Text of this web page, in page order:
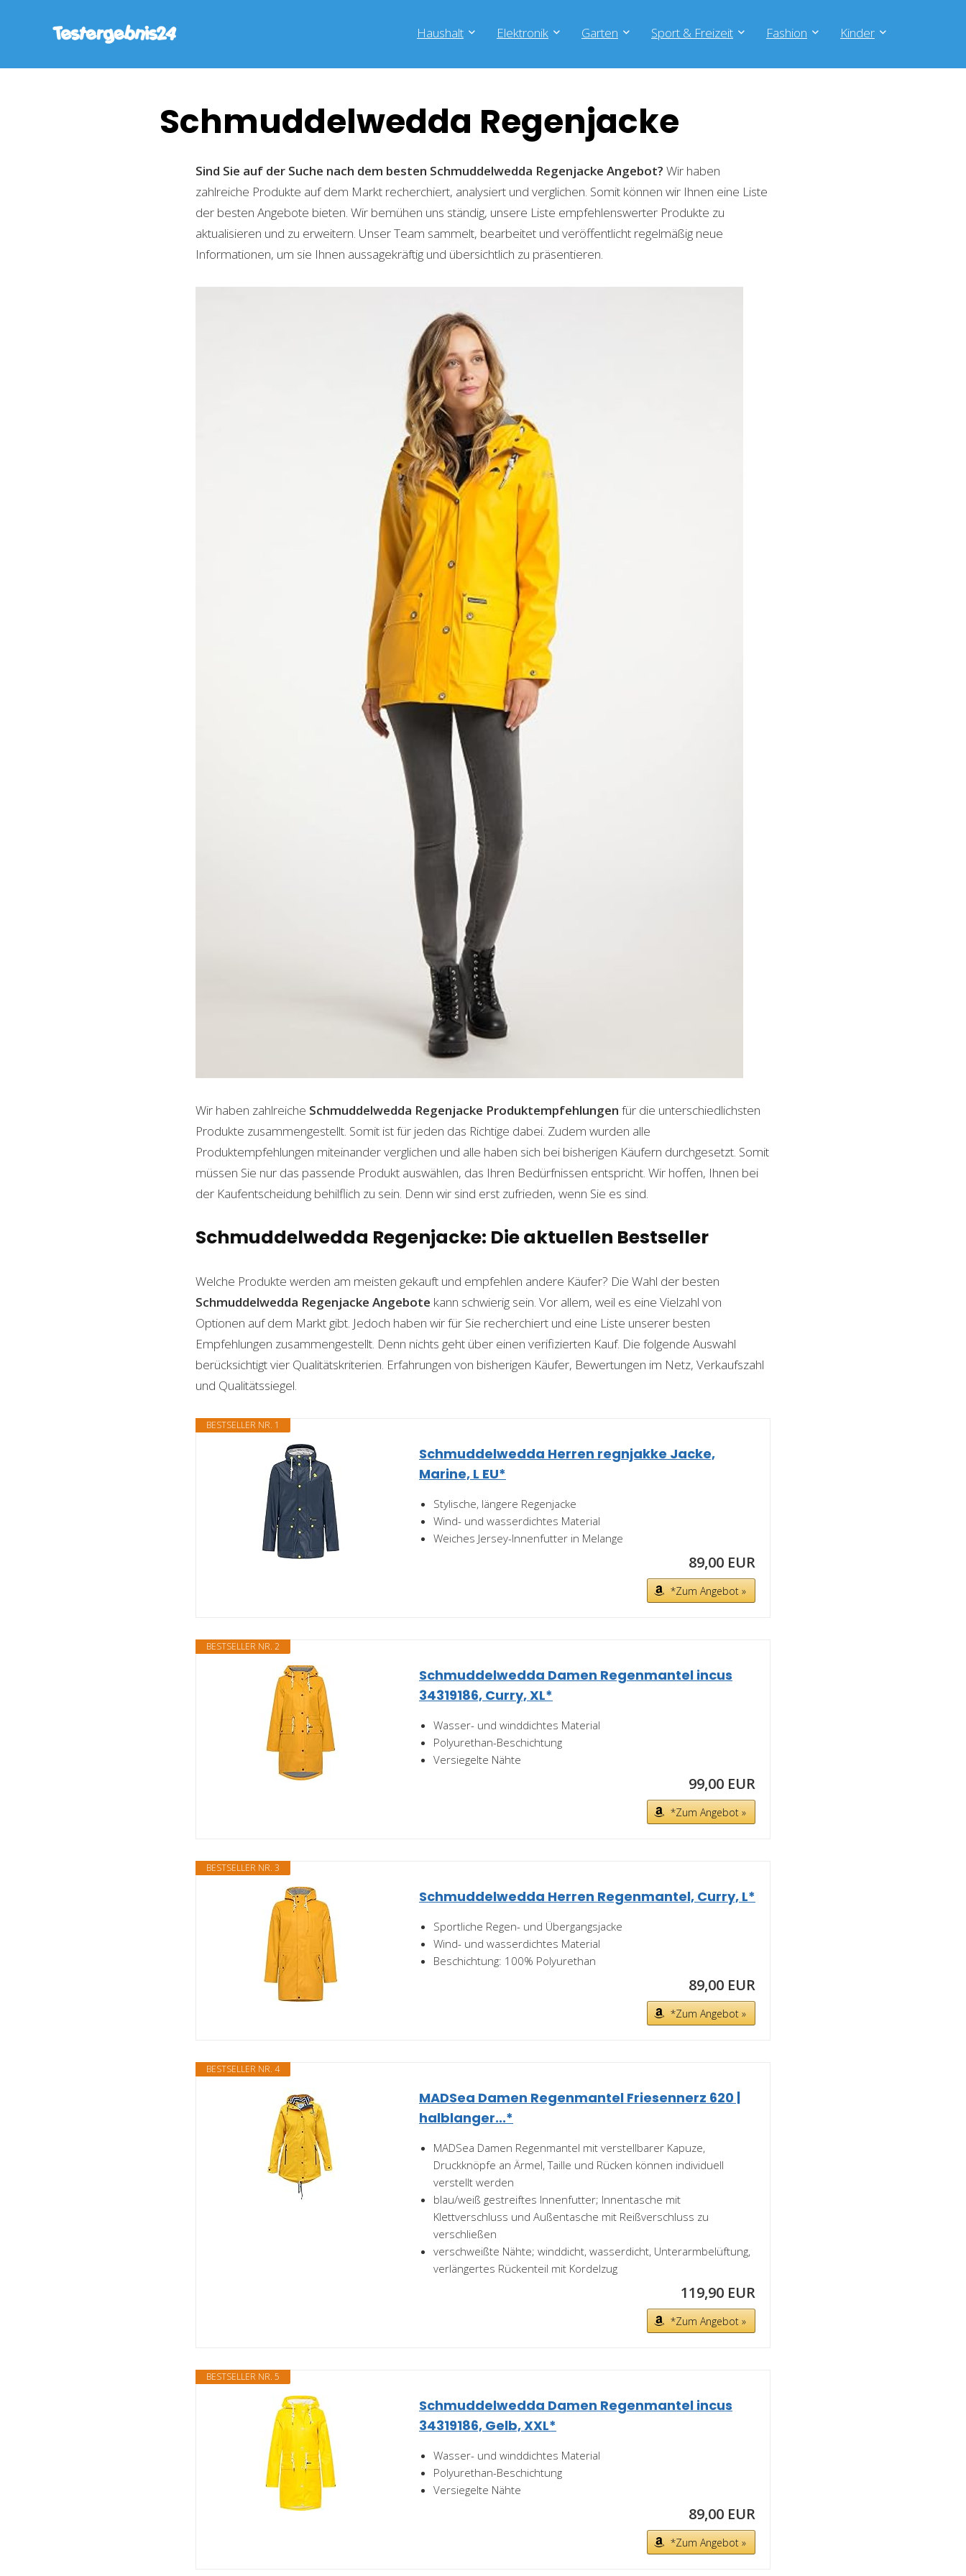
Haushalt Elektronik Garten Sport & Freizeit Fashion Kinder
Schmuddelwedda Regenjacke
Sind Sie auf der Suche nach dem besten Schmuddelwedda Regenjacke Angebot? Wir haben
zahlreiche Produkte auf dem Markt recherchiert, analysiert und verglichen. Somit können wir Ihnen eine Liste
der besten Angebote bieten. Wir bemühen uns ständig, unsere Liste empfehlenswerter Produkte zu
aktualisieren und zu erweitern. Unser Team sammelt, bearbeitet und veröffentlicht regelmäßig neue
Informationen, um sie Ihnen aussagekräftig und übersichtlich zu präsentieren.
Wir haben zahlreiche Schmuddelwedda Regenjacke Produktempfehlungen für die unterschiedlichsten
Produkte zusammengestellt. Somit ist für jeden das Richtige dabei. Zudem wurden alle
Produktempfehlungen miteinander verglichen und alle haben sich bei bisherigen Käufern durchgesetzt. Somit
müssen Sie nur das passende Produkt auswählen, das Ihren Bedürfnissen entspricht. Wir hoffen, Ihnen bei
der Kaufentscheidung behilflich zu sein. Denn wir sind erst zufrieden, wenn Sie es sind.
Schmuddelwedda Regenjacke: Die aktuellen Bestseller
Welche Produkte werden am meisten gekauft und empfehlen andere Käufer? Die Wahl der besten
Schmuddelwedda Regenjacke Angebote kann schwierig sein. Vor allem, weil es eine Vielzahl von
Optionen auf dem Markt gibt. Jedoch haben wir für Sie recherchiert und eine Liste unserer besten
Empfehlungen zusammengestellt. Denn nichts geht über einen verifizierten Kauf. Die folgende Auswahl
berücksichtigt vier Qualitätskriterien. Erfahrungen von bisherigen Käufer, Bewertungen im Netz, Verkaufszahl
und Qualitätssiegel.
BESTSELLER NR. 1
Schmuddelwedda Herren regnjakke Jacke,
Marine, L EU*
Stylische, längere Regenjacke
Wind- und wasserdichtes Material
Weiches Jersey-Innenfutter in Melange
89,00 EUR
*Zum Angebot »
BESTSELLER NR. 2
Schmuddelwedda Damen Regenmantel incus
34319186, Curry, XL*
Wasser- und winddichtes Material
Polyurethan-Beschichtung
Versiegelte Nähte
99,00 EUR
*Zum Angebot »
BESTSELLER NR. 3
Schmuddelwedda Herren Regenmantel, Curry, L*
Sportliche Regen- und Übergangsjacke
Wind- und wasserdichtes Material
Beschichtung: 100% Polyurethan
89,00 EUR
*Zum Angebot »
BESTSELLER NR. 4
MADSea Damen Regenmantel Friesennerz 620 |
halblanger...*
MADSea Damen Regenmantel mit verstellbarer Kapuze,
Druckknöpfe an Ärmel, Taille und Rücken können individuell
verstellt werden
blau/weiß gestreiftes Innenfutter; Innentasche mit
Klettverschluss und Außentasche mit Reißverschluss zu
verschließen
verschweißte Nähte; winddicht, wasserdicht, Unterarmbelüftung,
verlängertes Rückenteil mit Kordelzug
119,90 EUR
*Zum Angebot »
BESTSELLER NR. 5
Schmuddelwedda Damen Regenmantel incus
34319186, Gelb, XXL*
Wasser- und winddichtes Material
Polyurethan-Beschichtung
Versiegelte Nähte
89,00 EUR
*Zum Angebot »